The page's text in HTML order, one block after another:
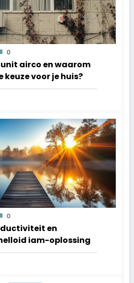
0
airco en waarom
keuze voor je huis?
0
en
iam-oplossing